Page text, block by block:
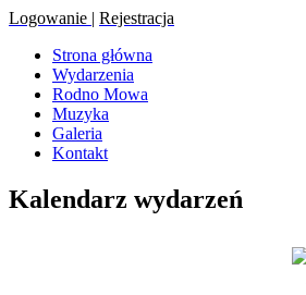
Logowanie | Rejestracja
Strona główna
Wydarzenia
Rodno Mowa
Muzyka
Galeria
Kontakt
Kalendarz wydarzeń